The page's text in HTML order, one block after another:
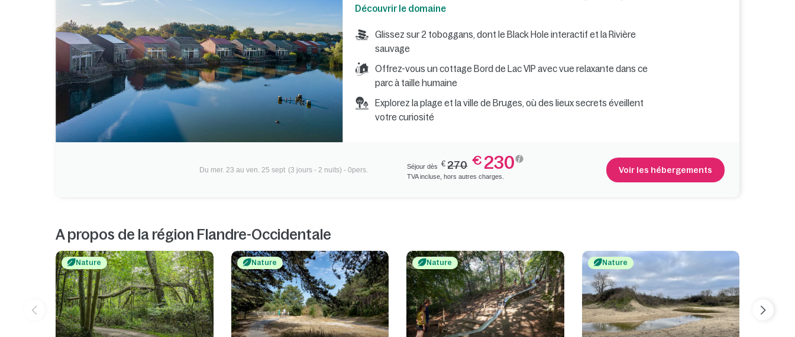
Découvrir le domaine
Glissez sur 2 toboggans, dont le Black Hole interactif et la Rivière
sauvage
Offrez-vous un cottage Bord de Lac VIP avec vue relaxante dans ce
parc à taille humaine
Explorez la plage et la ville de Bruges, où des lieux secrets éveillent
votre curiosité
Du mer. 23 au ven. 25 sept (3 jours - 2 nuits) - 0pers. Séjour dès € 270 € 230
TVA incluse, hors autres charges.
Voir les hébergements
A propos de la région Flandre-Occidentale
Nature Nature Nature Nature